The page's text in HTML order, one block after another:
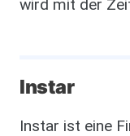
wird mit der
Instar
Instar ist eine